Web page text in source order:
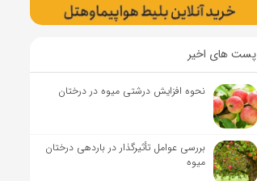
پست های اخیر
نحوه افزایش درشتی میوه در درختان
بررسی عوامل تأثیرگذار در باردهی درختان
میوه